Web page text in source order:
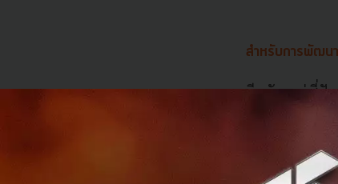
สำหรับการพัฒน
มีหลักๆอยู่ สี่ปัจ
ต้องกา